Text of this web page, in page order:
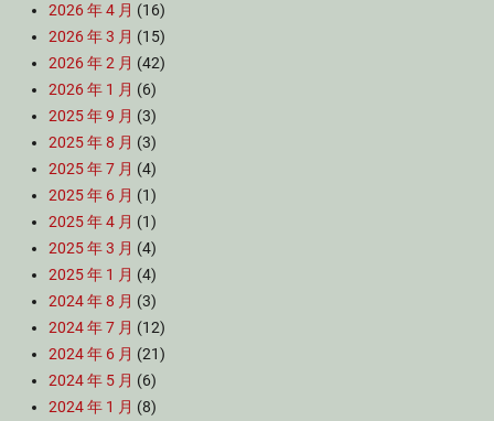
2026 年 4 月 (16)
2026 年 3 月 (15)
2026 年 2 月 (42)
2026 年 1 月 (6)
2025 年 9 月 (3)
2025 年 8 月 (3)
2025 年 7 月 (4)
2025 年 6 月 (1)
2025 年 4 月 (1)
2025 年 3 月 (4)
2025 年 1 月 (4)
2024 年 8 月 (3)
2024 年 7 月 (12)
2024 年 6 月 (21)
2024 年 5 月 (6)
2024 年 1 月 (8)